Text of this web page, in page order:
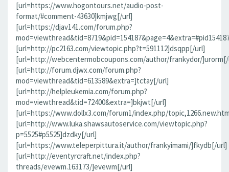
[url=https://www.hogontours.net/audio-post-
format/#comment-43630]kmjwg[/url]
[url=https://djav141.com/forum.php?
[url=http://pc2163.com/viewtopic.php?t=591112]dsqpp[/url]
[url=http://webcentermobcoupons.com/author/frankydor/
[url=http://forum.djwx.com/forum.php?
mod=viewthread&tid=613589&extra=]tctay[/url]
[url=http://helpleukemia.com/forum.php?
mod=viewthread&tid=72400&extra=]bkjwt[/url]
[url=https://www.dollx3.com/forum1/index.php/
[url=http://www.luka.shawsautoservice.com/viewtopic.php?
p=5525#p5525]dzdky[/url]
[url=https://www.teleperpittura.it/author/frankyimami/]fkydb[/url]
[url=http://eventyrcraft.net/index.php?
threads/evewm.163173/]evewm[/url]